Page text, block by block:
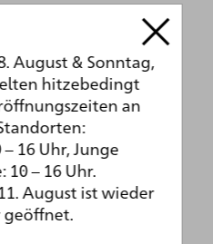
August & Sonntag,
hitzebedingt
an
16 Uhr, Junge
10 – 16 Uhr.
August ist wieder